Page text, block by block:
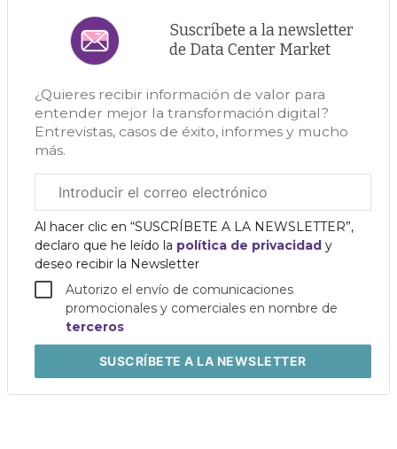
Suscríbete a la newsletter
de Data Center Market
¿Quieres recibir información de valor para
entender mejor la transformación digital?
Entrevistas, casos de éxito, informes y mucho
más.
electrónico
corporativo
Al hacer clic en “SUSCRÍBETE A LA NEWSLETTER”,
declaro que he leído la política de privacidad y
deseo recibir la Newsletter
Autorizo el envío de comunicaciones
promocionales y comerciales en nombre de
terceros
SUSCRÍBETEA LA NEWSLETTER